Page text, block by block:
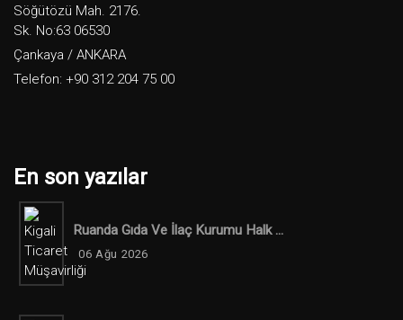
Söğütözü Mah. 2176.
Sk. No:63 06530
Çankaya / ANKARA
Telefon: +90 312 204 75 00
En son yazılar
Ruanda Gıda Ve İlaç Kurumu Halk ...
06 Ağu 2026